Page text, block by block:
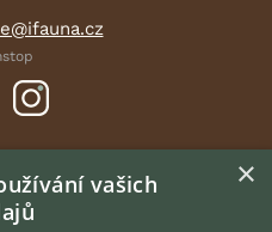
STRÁNKA
×
vašich